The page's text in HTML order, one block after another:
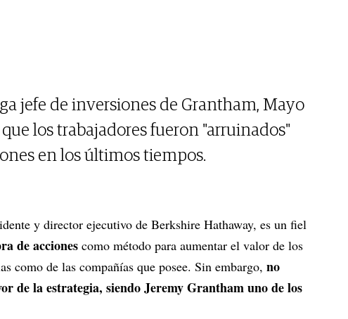
jefe de inversiones de Grantham, Mayo
los trabajadores fueron "arruinados"
en los últimos tiempos.
y director ejecutivo de Berkshire Hathaway, es un fiel
de acciones como método para aumentar el valor de los
como de las compañías que posee. Sin embargo, no
de la estrategia, siendo Jeremy Grantham uno de los